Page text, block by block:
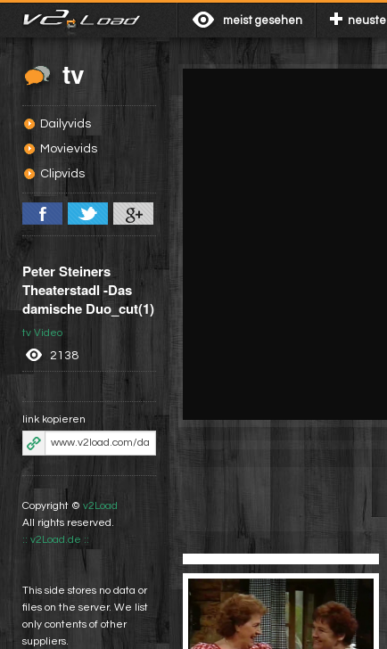
meist gesehen neuste
tv
Dailyvids
Movievids
Clipvids
Peter Steiners
Theaterstadl -Das
damische Duo_cut(1)
tv Video
2138
link kopieren
Copyright © v2Load
All rights reserved.
:: v2Load.de ::
This side stores no data or
files on the server. We list
only contents of other
suppliers.